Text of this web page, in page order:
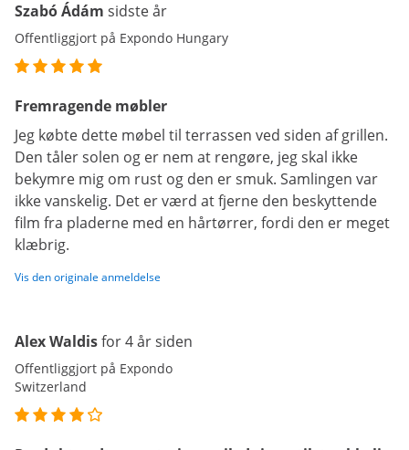
Szabó Ádám sidste år
Offentliggjort på Expondo Hungary
Fremragende møbler
Jeg købte dette møbel til terrassen ved siden af grillen.
Den tåler solen og er nem at rengøre, jeg skal ikke
bekymre mig om rust og den er smuk. Samlingen var
ikke vanskelig. Det er værd at fjerne den beskyttende
film fra pladerne med en hårtørrer, fordi den er meget
klæbrig.
Vis den originale anmeldelse
Alex Waldisfor 4 år siden
Offentliggjort på Expondo
Switzerland